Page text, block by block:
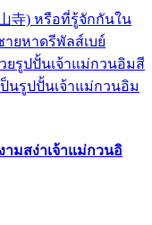
山寺) หรือที่รู้จักกันใน
ยหาดรีพัลส์เบย์
วยรูปปั้นเจ้าแม่กวนอิมสี
นรูปปั้นเจ้าแม่กวนอิม
ามสง่าเจ้าแม่กวนอิ